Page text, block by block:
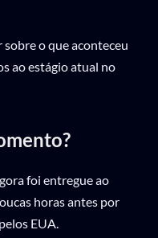
sobre o que aconteceu
ao estágio atual no
foi entregue ao
horas antes por
EUA.